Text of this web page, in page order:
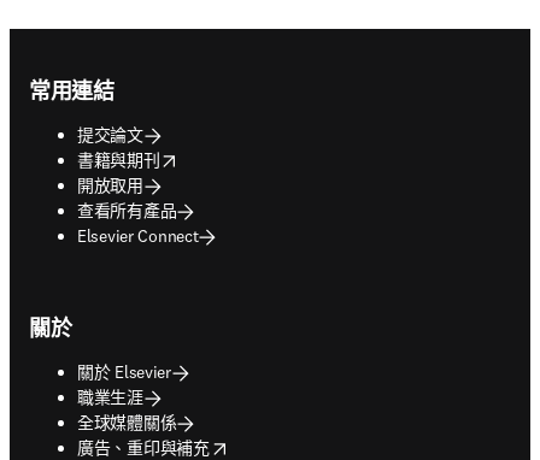
常用連結
提交論文
書籍與期刊
opens in new tab/window
開放取用
查看所有產品
Elsevier Connect
關於
關於 Elsevier
職業生涯
全球媒體關係
廣告、重印與補充
opens in new tab/window